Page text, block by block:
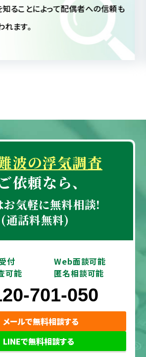
知ることによって配偶者への信頼も
ます。
波の浮気調査
依頼なら、
お気軽に無料相談!
(通話料無料)
付
Web面談可能
可能
匿名相談可能
701-050
メールで無料相談する
LINEで無料相談する